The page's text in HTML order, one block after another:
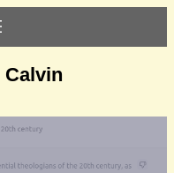
Calvin